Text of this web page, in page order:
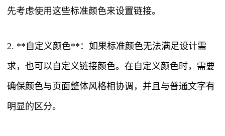
先考虑使用这些标准颜色来设置链接。
2. **自定义颜色**：如果标准颜色无法满足设计需
求，也可以自定义链接颜色。在自定义颜色时，需要
确保颜色与页面整体风格相协调，并且与普通文字有
明显的区分。